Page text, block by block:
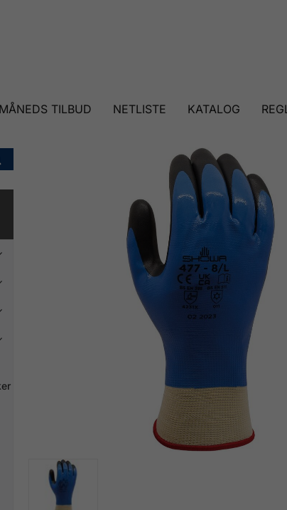
MÅNEDS TILBUD NETLISTE KATALOG